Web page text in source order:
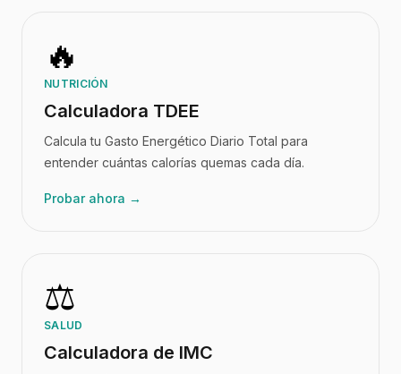
🔥
NUTRICIÓN
Calculadora TDEE
Calcula tu Gasto Energético Diario Total para
entender cuántas calorías quemas cada día.
Probar ahora →
⚖️
SALUD
Calculadora de IMC